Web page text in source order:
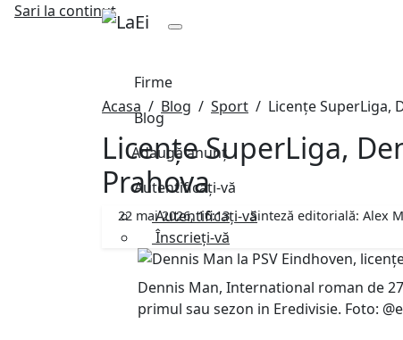
Sari la continut
Firme
Blog
Adaugă anunț
Autentificați-vă
Autentificați-vă
Înscrieți-vă
Acasa Blog Sport Licențe SuperLiga,
Licențe SuperLiga,
Prahova
22 mai 2026, 16:13 Sinteză editorială: Alex
Dennis Man, International roman de
primul sau sezon in Eredivisie. Foto: